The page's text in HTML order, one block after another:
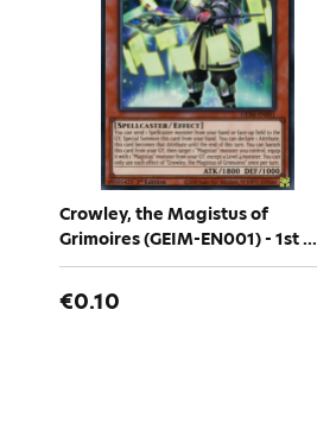
Crowley, the Magistus of
Grimoires (GEIM-EN001) - 1st ...
€0.10